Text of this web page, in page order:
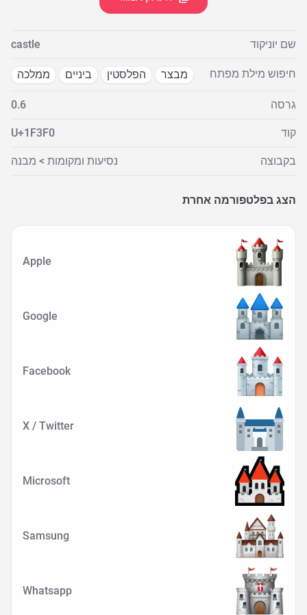
שם יוניקוד castle
חיפוש מילת מפתח מבצר הפלסטין ביניים ממלכה
גרסה 0.6
קוד U+1F3F0
בקבוצה נסיעות ומקומות > מבנה
הצג בפלטפורמה אחרת
Apple
Google
Facebook
X / Twitter
Microsoft
Samsung
Whatsapp